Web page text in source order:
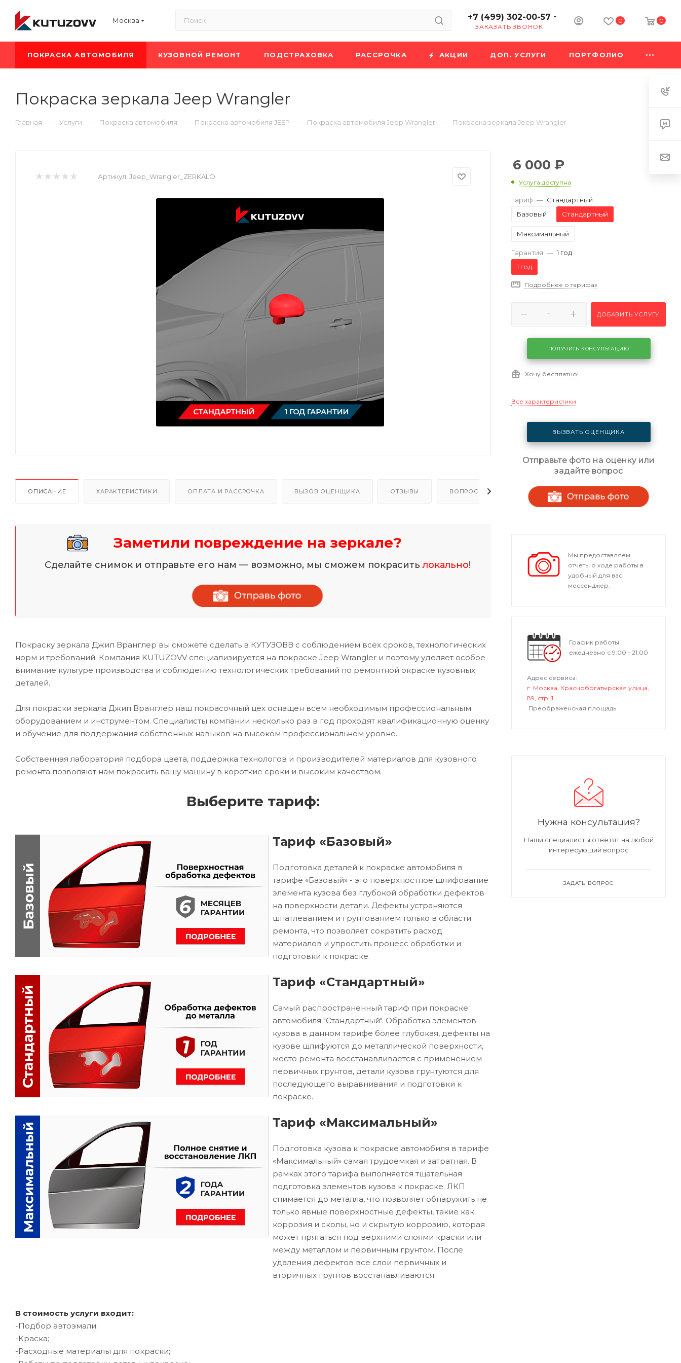
Москва +7 (499) 302-00-57
ЗАКАЗАТЬ ЗВОНОК
0 0
ПОКРАСКА АВТОМОБИЛЯ КУЗОВНОЙ РЕМОНТ ПОДСТРАХОВКА РАССРОЧКА АКЦИИ ДОП. УСЛУГИ ПОРТФОЛИО
Покраска зеркала Jeep Wrangler
Главная — Услуги — Покраска автомобиля — Покраска автомобиля JEEP — Покраска автомобиля Jeep Wrangler — Покраска зеркала Jeep Wrangler
Артикул: Jeep_Wrangler_ZERKALO
ОПИСАНИЕ ХАРАКТЕРИСТИКИ ОПЛАТА И РАССРОЧКА ВЫЗОВ ОЦЕНЩИКА ОТЗЫВЫ ВОПРОСЫ - ОТВЕТЫ
Заметили повреждение на зеркале?
Сделайте снимок и отправьте его нам — возможно, мы сможем покраситьлокально!
Покраску зеркала Джип Вранглер вы сможете сделать в КУТУЗОВВ с соблюдением всех сроков, технологических
норм и требований. Компания KUTUZOVV специализируется на покраске Jeep Wrangler и поэтому уделяет особое
внимание культуре производства и соблюдению технологических требований по ремонтной окраске кузовных
деталей.
Для покраски зеркала Джип Вранглер наш покрасочный цех оснащен всем необходимым профессиональным
оборудованием и инструментом. Специалисты компании несколько раз в год проходят квалификационную оценку
и обучение для поддержания собственных навыков на высоком профессиональном уровне.
Собственная лаборатория подбора цвета, поддержка технологов и производителей материалов для кузовного
ремонта позволяют нам покрасить вашу машину в короткие сроки и высоким качеством.
Выберите тариф:
Тариф «Базовый»
Подготовка деталей к покраске автомобиля в
тарифе «Базовый» - это поверхностное шлифование
элемента кузова без глубокой обработки дефектов
на поверхности детали. Дефекты устраняются
шпатлеванием и грунтованием только в области
ремонта, что позволяет сократить расход
материалов и упростить процесс обработки и
подготовки к покраске.
Тариф «Стандартный»
Самый распространенный тариф при покраске
автомобиля "Стандартный". Обработка элементов
кузова в данном тарифе более глубокая, дефекты на
кузове шлифуются до металлической поверхности,
место ремонта восстанавливается с применением
первичных грунтов, детали кузова грунтуются для
последующего выравнивания и подготовки к
покраске.
Тариф «Максимальный»
Подготовка кузова к покраске автомобиля в тарифе
«Максимальный» самая трудоемкая и затратная. В
рамках этого тарифа выполняется тщательная
подготовка элементов кузова к покраске. ЛКП
снимается до металла, что позволяет обнаружить не
только явные поверхностные дефекты, такие как
коррозия и сколы, но и скрытую коррозию, которая
может прятаться под верхними слоями краски или
между металлом и первичным грунтом. После
удаления дефектов все слои первичных и
вторичных грунтов восстанавливаются.
В стоимость услуги входит:
-Подбор автоэмали;
-Краска;
-Расходные материалы для покраски;
6 000 ₽
Услуга доступна
Тариф — Стандартный
Базовый
Стандартный
Максимальный
Гарантия — 1 год
1 год
Подробнее о тарифах
ДОБАВИТЬ УСЛУГУ
ПОЛУЧИТЬ КОНСУЛЬТАЦИЮ
Хочу бесплатно!
Все характеристики
ВЫЗВАТЬ ОЦЕНЩИКА
Отправьте фото на оценку или
задайте вопрос
Мы предоставляем
отчеты о ходе работы в
удобный для вас
мессенджер.
График работы
ежедневно с 9:00 - 21:00
Адрес сервиса:
г. Москва, Краснобогатырская улица,
89, стр. 1.
Преображенская площадь
Нужна консультация?
Наши специалисты ответят на любой
интересующий вопрос
ЗАДАТЬ ВОПРОС